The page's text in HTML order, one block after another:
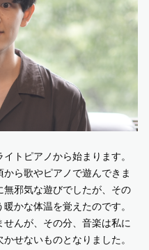
トピアノから始まります。
ら歌やピアノで遊んできま
無邪気な遊びでしたが、その
かな体温を覚えたのです。
んが、その分、音楽は私に
せないものとなりました。